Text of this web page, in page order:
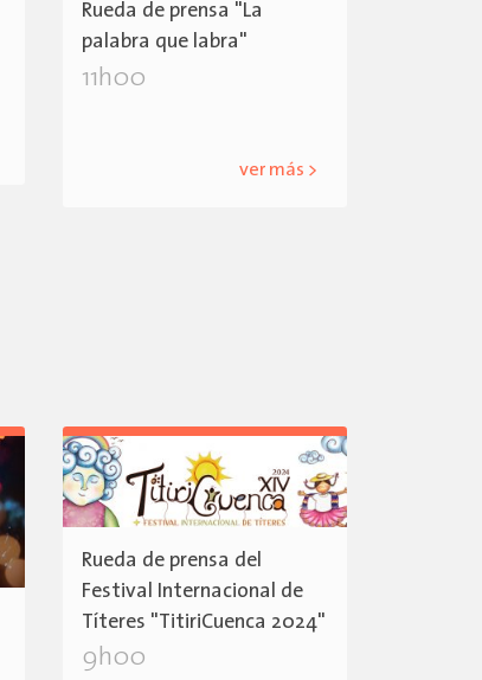
Rueda de prensa "La
palabra que labra"
11h00
ver más >
Rueda de prensa del
Festival Internacional de
Títeres "TitiriCuenca 2024"
9h00